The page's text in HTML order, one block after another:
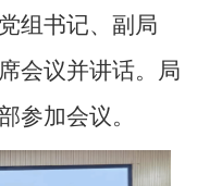
组书记、副局
会议并讲话。局
参加会议。